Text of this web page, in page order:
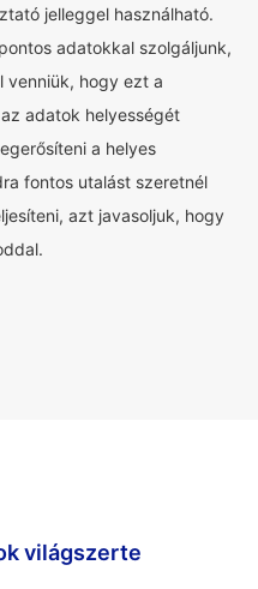
jelleggel használható.
adatokkal szolgáljunk,
venniük, hogy ezt a
adatok helyességét
a helyes
fontos utalást szeretnél
azt javasoljuk, hogy
világszerte